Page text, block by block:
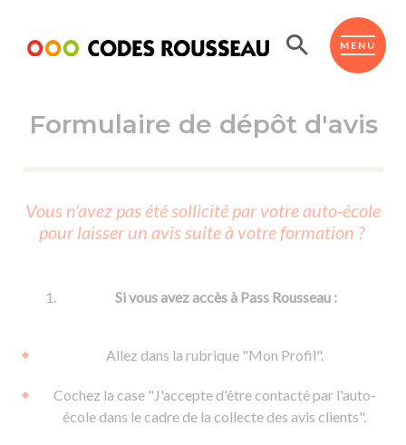
MENU
ESPACE ÉLÈVE
Code de la route
Passer l'ASSR
Réviser le code
Passer l'ETM
Permis voiture
Permis remorque
Permis & handicap
d'apprentissage
De la conduite en voiture
De la conduite à moto
Formations pro.
Permis poids lourd
Formulaire de dépôt d'avis
Vous n'avez pas été sollicité par votre auto-école
pour laisser un avis suite à votre formation ?
Si vous avez accès à Pass Rousseau :
Allez dans la rubrique "Mon Profil".
Cochez la case "J'accepte d'être contacté par l'auto-
école dans le cadre de la collecte des avis clients".